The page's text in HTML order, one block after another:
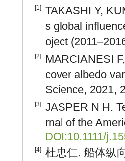
[1]
TAKASHI Y,
s global
oject
[2]
MARCIANESI
cover albedo
Science, 2021,
[3]
JASPER N H.
rnal of the
DOI:10.1111/
[4]
杜忠仁. 船体纵